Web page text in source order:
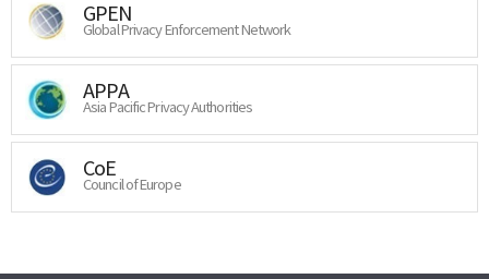
GPEN
Global Privacy Enforcement Network
APPA
Asia Pacific Privacy Authorities
CoE
Council of Europe